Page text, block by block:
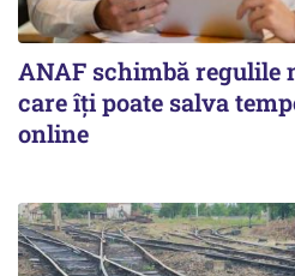
ANAF schimbă regulile
care îți poate salva
online